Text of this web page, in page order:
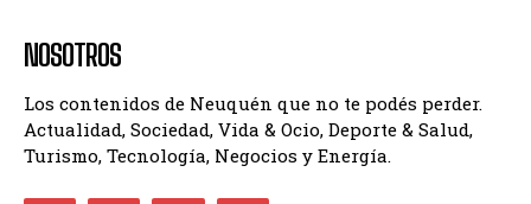
NOSOTROS
Los contenidos de Neuquén que no te podés perder.
Actualidad, Sociedad, Vida & Ocio, Deporte & Salud,
Turismo, Tecnología, Negocios y Energía.